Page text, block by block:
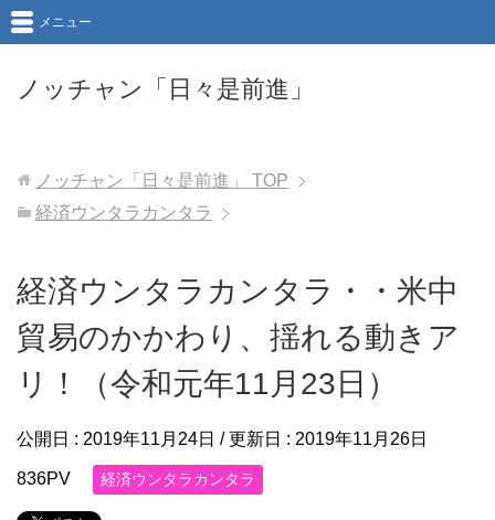
ノッチャン「日々是前進」
メニュー
ノッチャン「日々是前進」
TOP
経済ウンタラカンタラ
経済ウンタラカンタラ・・米中
貿易のかかわり、揺れる動きア
リ！（令和元年11月23日）
公開日 : 2019年11月24日 / 更新日 : 2019年11月26日
836PV 経済ウンタラカンタラ